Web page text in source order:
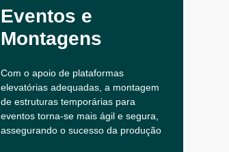
Eventos e
Montagens
Com o apoio de plataformas
elevatórias adequadas, a montagem
de estruturas temporárias para
eventos torna-se mais ágil e segura,
assegurando o sucesso da produção